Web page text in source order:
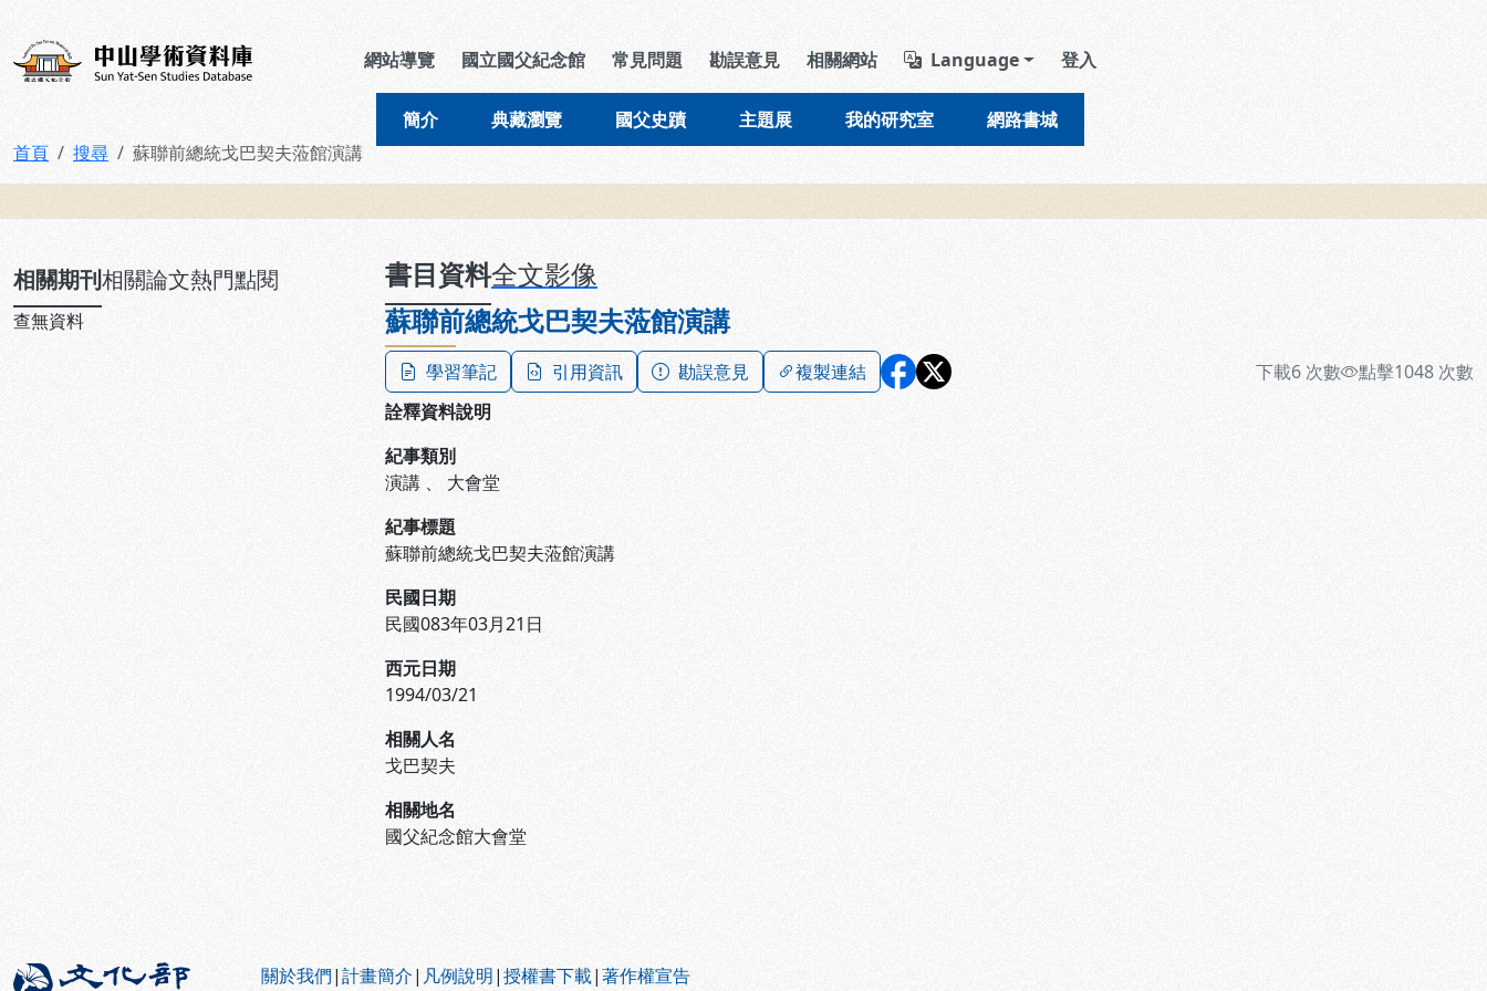
中山學術資料庫 導覽列區塊
網站導覽 國立國父紀念館 常見問題 勘誤意見 相關網站 Language 登入
簡介 典藏瀏覽 國父史蹟 主題展 我的研究室 網路書城
首頁 搜尋 蘇聯前總統戈巴契夫蒞館演講
相關期刊相關論文熱門點閱
查無資料
書目資料全文影像
蘇聯前總統戈巴契夫蒞館演講
學習筆記 引用資訊 勘誤意見 複製連結 下載6 次數 點擊1048 次數
詮釋資料說明
紀事類別
演講 、 大會堂
紀事標題
蘇聯前總統戈巴契夫蒞館演講
民國日期
民國083年03月21日
西元日期
1994/03/21
相關人名
戈巴契夫
相關地名
國父紀念館大會堂
關於我們|計畫簡介| 凡例說明|授權書下載|著作權宣告